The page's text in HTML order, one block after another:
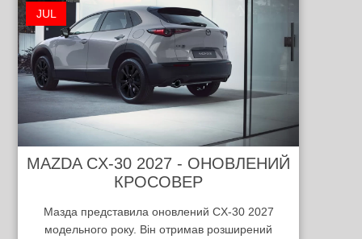
JUL
MAZDA CX-30 2027 - ОНОВЛЕНИЙ
КРОСОВЕР
Мазда представила оновлений CX-30 2027
модельного року. Він отримав розширений